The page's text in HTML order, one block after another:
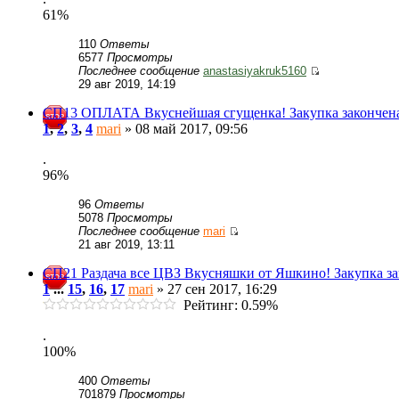
61%
110 Ответы
6577 Просмотры
Последнее сообщение anastasiyakruk5160
29 авг 2019, 14:19
СП13 ОПЛАТА Вкуснейшая сгущенка! Закупка
1,2, 3, 4 mari » 08 май 2017, 09:56
.
96%
96 Ответы
5078 Просмотры
Последнее сообщение mari
21 авг 2019, 13:11
СП21 Раздача все ЦВЗ Вкусняшки от Яшкино! Закупка
1...15, 16, 17 mari » 27 сен 2017, 16:29
Рейтинг: 0.59%
.
100%
400 Ответы
701879 Просмотры